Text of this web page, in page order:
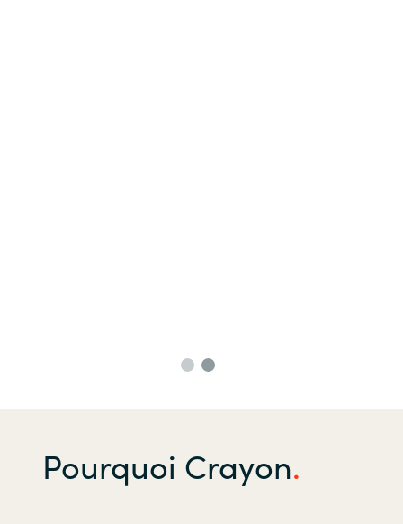
Pourquoi Crayon